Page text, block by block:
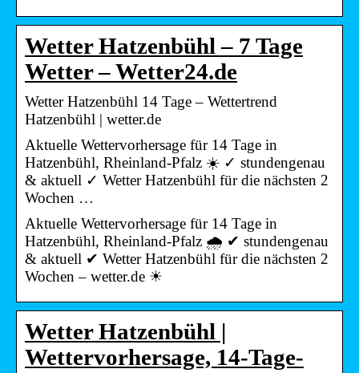
Wetter Hatzenbühl – 7 Tage
Wetter – Wetter24.de
Wetter Hatzenbühl 14 Tage – Wettertrend
Hatzenbühl | wetter.de
Aktuelle Wettervorhersage für 14 Tage in
Hatzenbühl, Rheinland-Pfalz ☀️ ✓ stundengenau
& aktuell ✓ Wetter Hatzenbühl für die nächsten 2
Wochen …
Aktuelle Wettervorhersage für 14 Tage in
Hatzenbühl, Rheinland-Pfalz 🌧️ ✔ stundengenau
& aktuell ✔ Wetter Hatzenbühl für die nächsten 2
Wochen – wetter.de ☀
Wetter Hatzenbühl |
Wettervorhersage, 14-Tage-